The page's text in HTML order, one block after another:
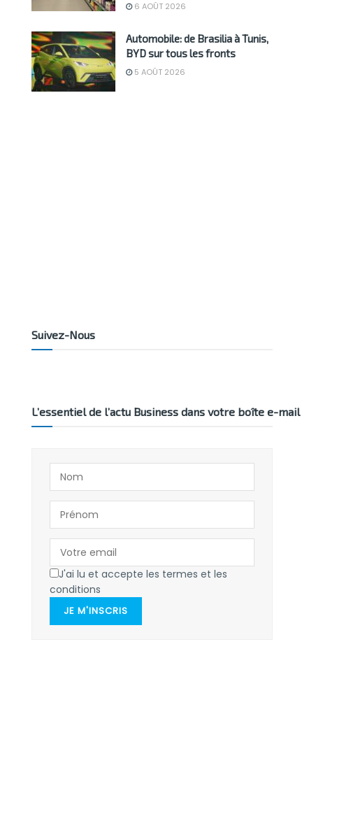
6 AOÛT 2026
Automobile: de Brasilia à Tunis,
BYD sur tous les fronts
5 AOÛT 2026
Suivez-Nous
L’essentiel de l’actu Business dans votre boîte e-mail
J'ai lu et accepte les termes et les
conditions
JE M'INSCRIS